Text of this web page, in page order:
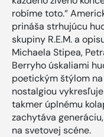
robíme toto.“
prináša strhujúcu
skupiny R.E.M. a
Michaela Stipea,
Berryho úskaliami
poetickým štýlom
nostalgiou
takmer úplnému
zachytáva
na svetovej scéne.